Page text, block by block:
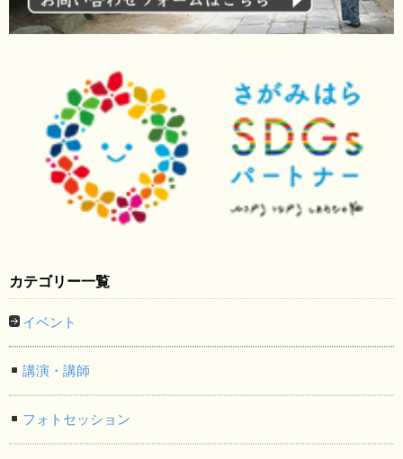
カテゴリー一覧
イベント
講演・講師
フォトセッション